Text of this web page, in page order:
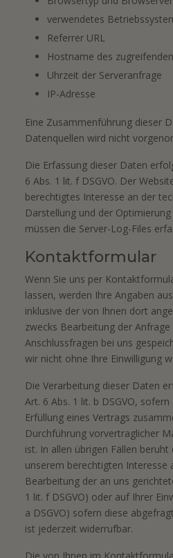
verwendetes
Referrer URL
Hostname des
Uhrzeit der Serveranfrage
IP-Adresse
Eine Zusammenführung dieser
Datenquellen wird nicht
Die Erfassung dieser Daten
6 Abs. 1 lit. f DSGVO. Der
berechtigtes Interesse an der
Darstellung und der
müssen die Server-Log-Files
Kontaktformular
Wenn Sie uns per
lassen, werden Ihre Angaben
inklusive der von Ihnen dort
zwecks Bearbeitung der
Anschlussfragen bei uns
wir nicht ohne Ihre Einwilligung
Die Verarbeitung dieser Daten
Art. 6 Abs. 1 lit. b DSGVO,
Erfüllung eines Vertrags
Durchführung vorvertraglicher
ist. In allen übrigen Fällen
unserem berechtigten Interesse
Bearbeitung der an uns
1 lit. f DSGVO) oder auf Ihrer
a DSGVO) sofern diese
ist jederzeit widerrufbar.
Die von Ihnen im